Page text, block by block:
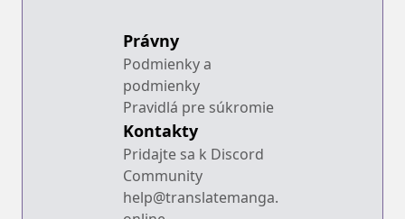
Právny
Podmienky a
podmienky
Pravidlá pre súkromie
Kontakty
Pridajte sa k Discord
Community
help@translatemanga.